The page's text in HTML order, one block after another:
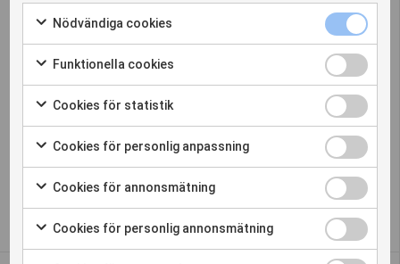
Sigicom erbjuder en komplett lösning för
omgivningspåverkan – vibration, buller och
dammätning
Cookieinställningar
Whistleblower
Nödvändiga cookies
Funktionella cookies
Cookies för statistik
Cookies för personlig anpassning
Cookies för annonsmätning
Cookies för personlig annonsmätning